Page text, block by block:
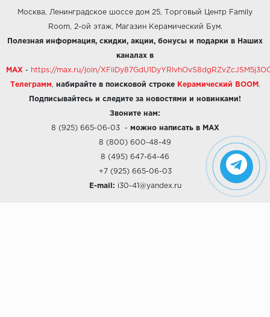
Москва, Ленинградское шоссе дом 25, Торговый Центр Family
Room, 2-ой этаж, Магазин Керамический Бум.
Полезная информация, скидки, акции, бонусы и подарки в Наших
каналах в
MAX - https://max.ru/join/
Телеграмм набирайте в поисковой строке Керамический BOOM .
Подписывайтесь и следите за новостями и новинками!
Звоните нам:
8 (925) 665-06-03- можно написать в MAX
8 (800) 600-48-49
8 (495) 647-64-46
+7 (925) 665-06-03
E-mail: i30-41@yandex.ru